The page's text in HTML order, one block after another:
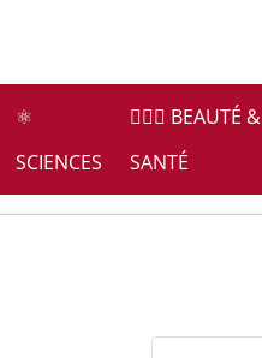
⚛️
SCIENCES
👩🏻‍⚕️ BEAUTÉ &
SANTÉ